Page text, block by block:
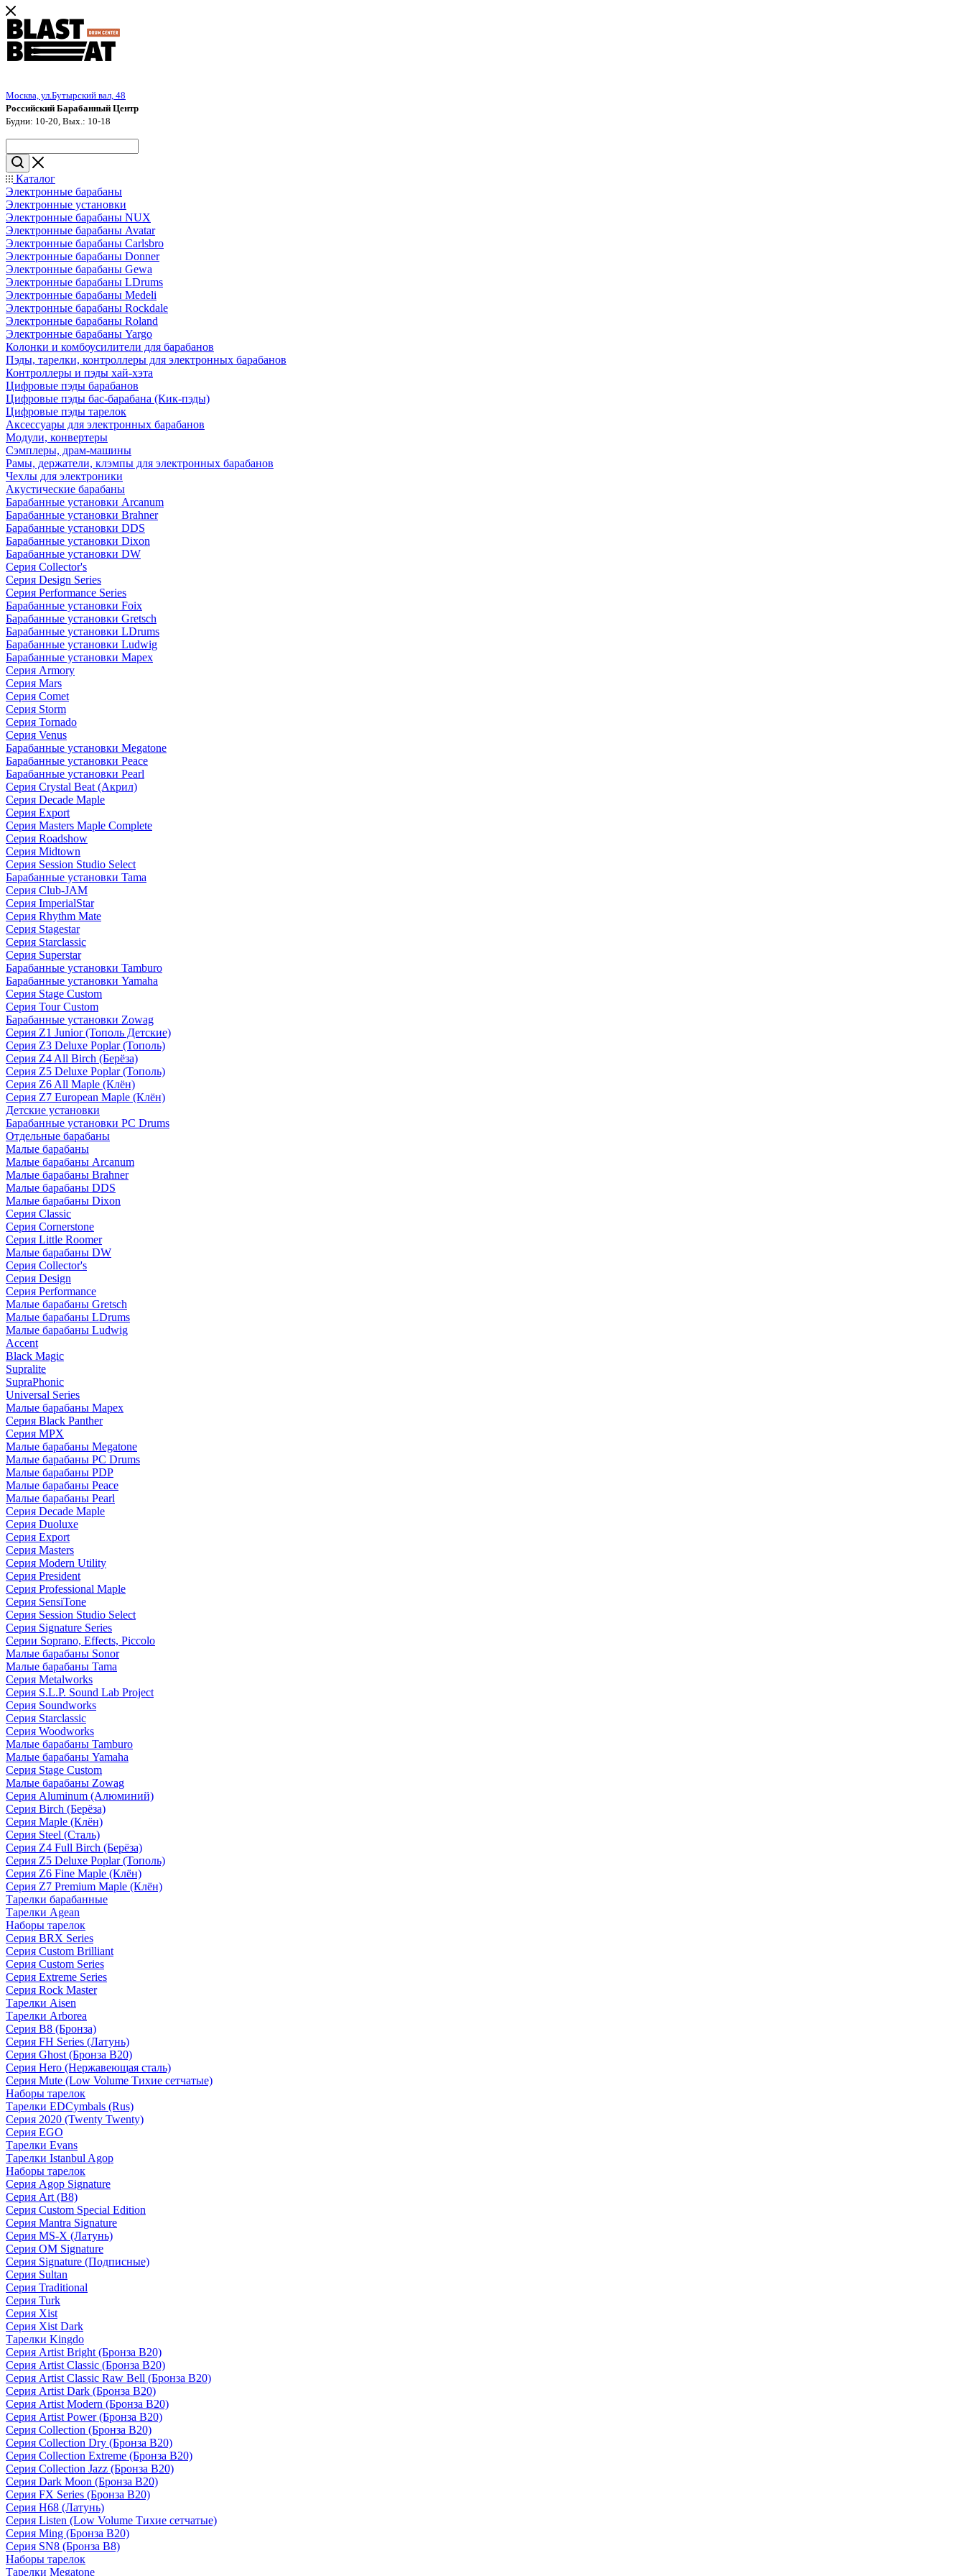
Москва, ул.Бутырский вал, 48
Российский Барабанный Центр
Будни: 10-20, Вых.: 10-18
Каталог
Электронные барабаны
Электронные установки
Электронные барабаны NUX
Электронные барабаны Avatar
Электронные барабаны Carlsbro
Электронные барабаны Donner
Электронные барабаны Gewa
Электронные барабаны LDrums
Электронные барабаны Medeli
Электронные барабаны Rockdale
Электронные барабаны Roland
Электронные барабаны Yargo
Колонки и комбоусилители для барабанов
Пэды, тарелки, контроллеры для электронных барабанов
Контроллеры и пэды хай-хэта
Цифровые пэды барабанов
Цифровые пэды бас-барабана (Кик-пэды)
Цифровые пэды тарелок
Аксессуары для электронных барабанов
Модули, конвертеры
Сэмплеры, драм-машины
Рамы, держатели, клэмпы для электронных барабанов
Чехлы для электроники
Акустические барабаны
Барабанные установки Arcanum
Барабанные установки Brahner
Барабанные установки DDS
Барабанные установки Dixon
Барабанные установки DW
Серия Collector's
Серия Design Series
Серия Performance Series
Барабанные установки Foix
Барабанные установки Gretsch
Барабанные установки LDrums
Барабанные установки Ludwig
Барабанные установки Mapex
Серия Armory
Серия Mars
Серия Comet
Серия Storm
Серия Tornado
Серия Venus
Барабанные установки Megatone
Барабанные установки Peace
Барабанные установки Pearl
Серия Crystal Beat (Акрил)
Серия Decade Maple
Серия Export
Серия Masters Maple Complete
Серия Roadshow
Серия Midtown
Серия Session Studio Select
Барабанные установки Tama
Серия Club-JAM
Серия ImperialStar
Серия Rhythm Mate
Серия Stagestar
Серия Starclassic
Серия Superstar
Барабанные установки Tamburo
Барабанные установки Yamaha
Серия Stage Custom
Серия Tour Custom
Барабанные установки Zowag
Серия Z1 Junior (Тополь Детские)
Серия Z3 Deluxe Poplar (Тополь)
Серия Z4 All Birch (Берёза)
Серия Z5 Deluxe Poplar (Тополь)
Серия Z6 All Maple (Клён)
Серия Z7 European Maple (Клён)
Детские установки
Барабанные установки PC Drums
Отдельные барабаны
Малые барабаны
Малые барабаны Arcanum
Малые барабаны Brahner
Малые барабаны DDS
Малые барабаны Dixon
Серия Classic
Серия Cornerstone
Серия Little Roomer
Малые барабаны DW
Серия Collector's
Серия Design
Серия Performance
Малые барабаны Gretsch
Малые барабаны LDrums
Малые барабаны Ludwig
Accent
Black Magic
Supralite
SupraPhonic
Universal Series
Малые барабаны Mapex
Серия Black Panther
Серия MPX
Малые барабаны Megatone
Малые барабаны PC Drums
Малые барабаны PDP
Малые барабаны Peace
Малые барабаны Pearl
Серия Decade Maple
Серия Duoluxe
Серия Export
Серия Masters
Серия Modern Utility
Серия President
Серия Professional Maple
Серия SensiTone
Серия Session Studio Select
Серия Signature Series
Серии Soprano, Effects, Piccolo
Малые барабаны Sonor
Малые барабаны Tama
Серия Metalworks
Серия S.L.P. Sound Lab Project
Серия Soundworks
Серия Starclassic
Серия Woodworks
Малые барабаны Tamburo
Малые барабаны Yamaha
Серия Stage Custom
Малые барабаны Zowag
Серия Aluminum (Алюминий)
Серия Birch (Берёза)
Серия Maple (Клён)
Серия Steel (Сталь)
Серия Z4 Full Birch (Берёза)
Серия Z5 Deluxe Poplar (Тополь)
Серия Z6 Fine Maple (Клён)
Серия Z7 Premium Maple (Клён)
Тарелки барабанные
Тарелки Agean
Наборы тарелок
Серия BRX Series
Серия Custom Brilliant
Серия Custom Series
Серия Extreme Series
Серия Rock Master
Тарелки Aisen
Тарелки Arborea
Серия B8 (Бронза)
Серия FH Series (Латунь)
Серия Ghost (Бронза B20)
Серия Hero (Нержавеющая сталь)
Серия Mute (Low Volume Тихие сетчатые)
Наборы тарелок
Тарелки EDCymbals (Rus)
Серия 2020 (Twenty Twenty)
Серия EGO
Тарелки Evans
Тарелки Istanbul Agop
Наборы тарелок
Серия Agop Signature
Серия Art (B8)
Серия Custom Special Edition
Серия Mantra Signature
Серия MS-X (Латунь)
Серия OM Signature
Серия Signature (Подписные)
Серия Sultan
Серия Traditional
Серия Turk
Серия Xist
Серия Xist Dark
Тарелки Kingdo
Серия Artist Bright (Бронза B20)
Серия Artist Classic (Бронза B20)
Серия Artist Classic Raw Bell (Бронза B20)
Серия Artist Dark (Бронза B20)
Серия Artist Modern (Бронза B20)
Серия Artist Power (Бронза B20)
Серия Collection (Бронза B20)
Серия Collection Dry (Бронза B20)
Серия Collection Extreme (Бронза B20)
Серия Collection Jazz (Бронза B20)
Серия Dark Moon (Бронза B20)
Серия FX Series (Бронза B20)
Серия H68 (Латунь)
Серия Listen (Low Volume Тихие сетчатые)
Серия Ming (Бронза B20)
Серия SN8 (Бронза B8)
Наборы тарелок
Тарелки Megatone